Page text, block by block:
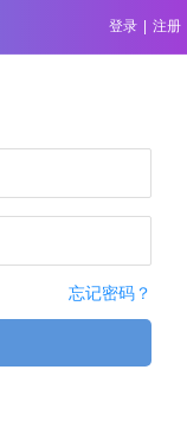
登录 注册
忘记密码？